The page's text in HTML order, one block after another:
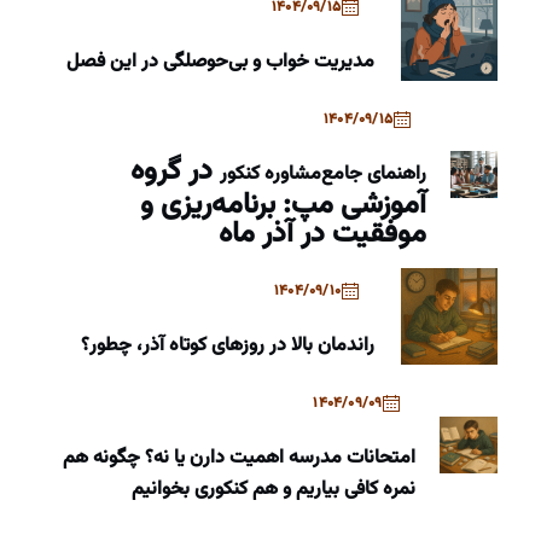
1404/09/15
مدیریت خواب و بی‌حوصلگی در این فصل
1404/09/15
راهنمای جامعمشاوره کنکوردر گروه
آموزشی مپ: برنامه‌ریزی و
موفقیت در آذر ماه
1404/09/10
راندمان بالا در روزهای کوتاه آذر، چطور؟
1404/09/09
امتحانات مدرسه اهمیت دارن یا نه؟ چگونه هم
نمره کافی بیاریم و هم کنکوری بخوانیم